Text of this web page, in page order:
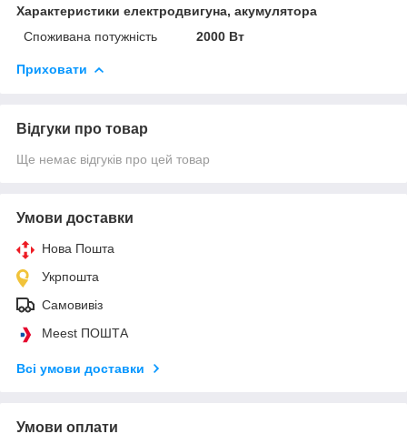
Характеристики електродвигуна, акумулятора
Споживана потужність
2000 Вт
Приховати
Відгуки про товар
Ще немає відгуків про цей товар
Умови доставки
Нова Пошта
Укрпошта
Самовивіз
Meest ПОШТА
Всі умови доставки
Умови оплати